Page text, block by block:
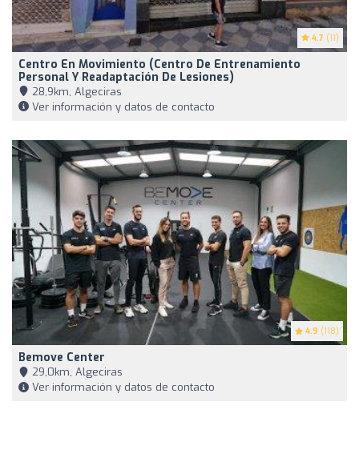
4.7 (11)
Centro En Movimiento (Centro De Entrenamiento
Personal Y Readaptación De Lesiones)
28,9km, Algeciras
Ver información y datos de contacto
4.9 (118)
Bemove Center
29,0km, Algeciras
Ver información y datos de contacto